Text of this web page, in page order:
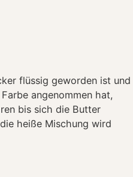
flüssig geworden ist und
angenommen hat,
bis sich die Butter
heiße Mischung wird